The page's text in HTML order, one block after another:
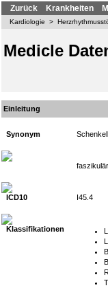
Zurück Krankheiten
Kardiologie >
Medicle
Einleitung
Synonym
ICD10 I45.4
Klassifikationen